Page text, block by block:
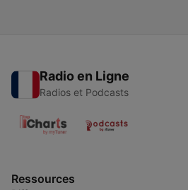
Radio en Ligne
Radios et Podcasts
Ressources